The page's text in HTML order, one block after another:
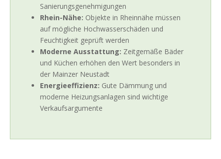
Sanierungsgenehmigungen
Rhein-Nähe: Objekte in Rheinnähe müssen
auf mögliche Hochwasserschäden und
Feuchtigkeit geprüft werden
Moderne Ausstattung: Zeitgemäße Bäder
und Küchen erhöhen den Wert besonders in
der Mainzer Neustadt
Energieeffizienz: Gute Dämmung und
moderne Heizungsanlagen sind wichtige
Verkaufsargumente